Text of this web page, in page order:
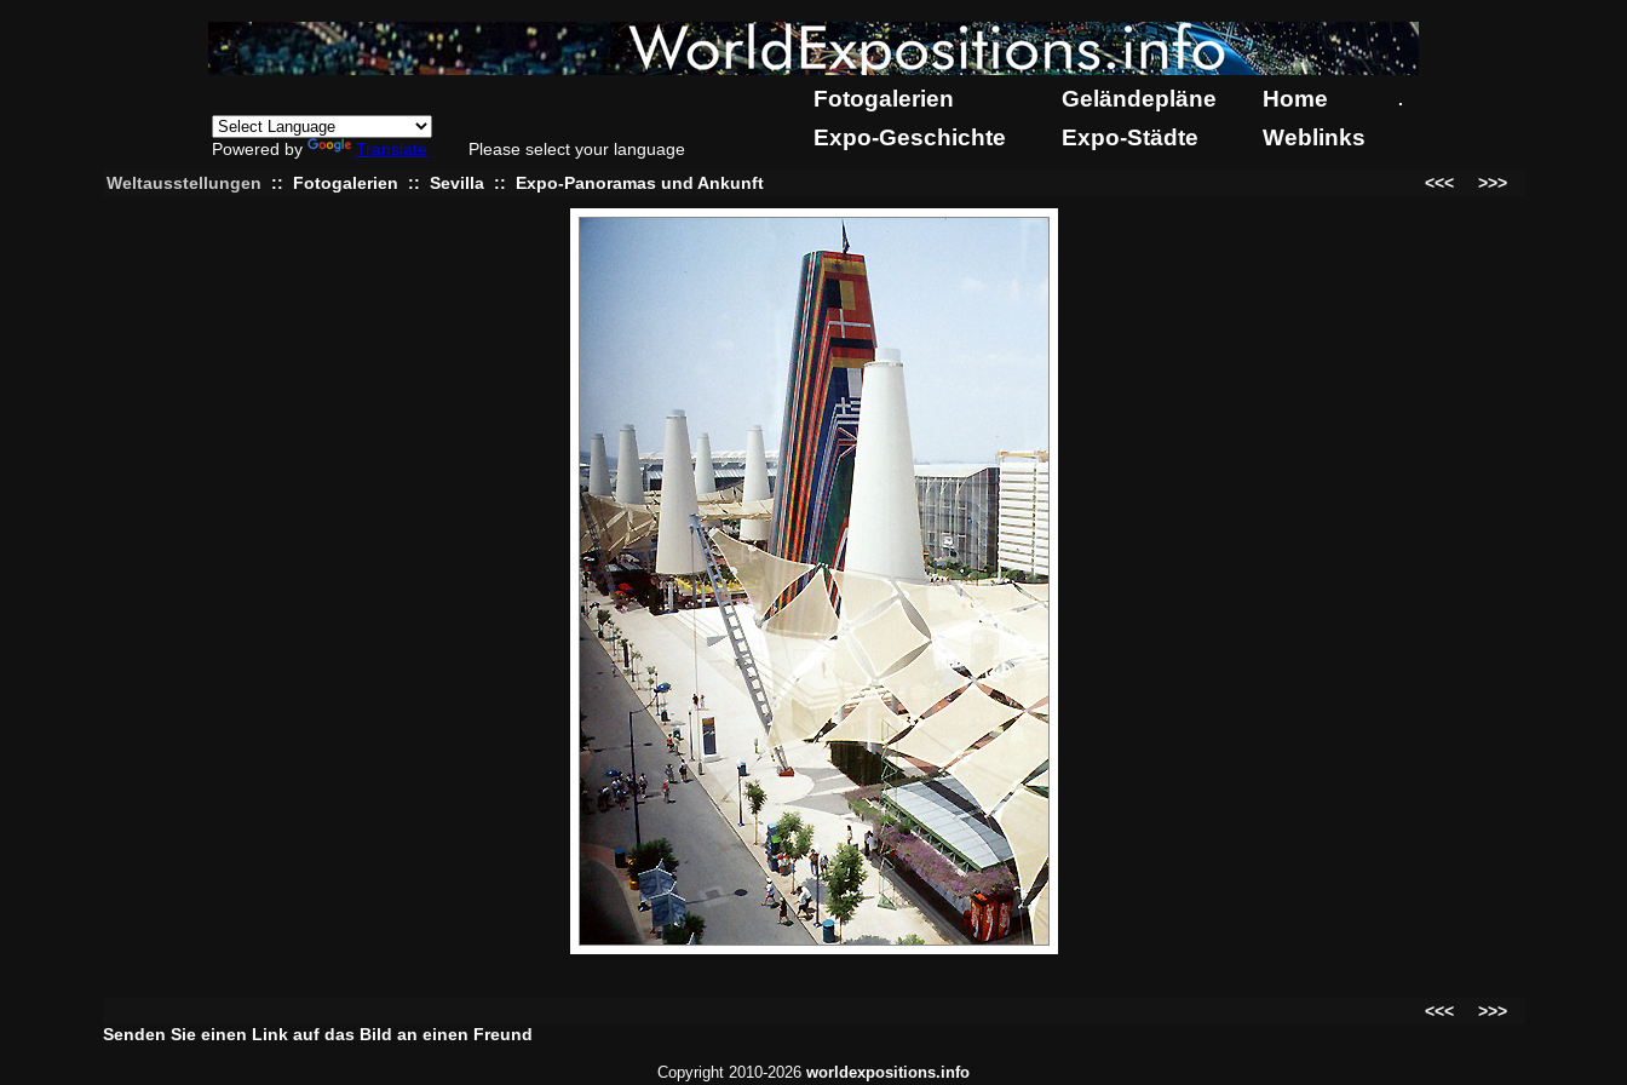
Powered by Translate Please select your language
Fotogalerien Geländepläne Home .
Expo-Geschichte Expo-Städte Weblinks
Weltausstellungen :: Fotogalerien :: Sevilla :: Expo-Panoramas und Ankunft <<< >>>
<<<
>>>
Senden Sie einen Link auf das Bild an einen Freund
Copyright 2010-2026 worldexpositions.info